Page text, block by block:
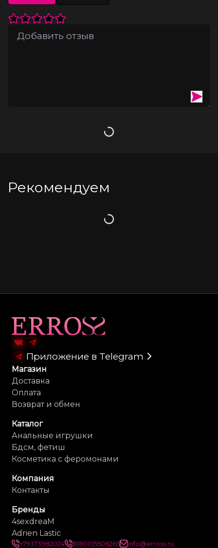
Загрузка
Рекомендуем
Загрузка
Приложение в Telegram
Магазин
Доставка
Оплата
Возврат и обмен
Каталог
Анальные игрушки
Бдсм, фетиш
Косметика с феромонами
Компания
Контакты
Бренды
4sexdreaM
Adrien Lastic
+79373982024 8(800)5506265 info@erross.ru
Карта сайта